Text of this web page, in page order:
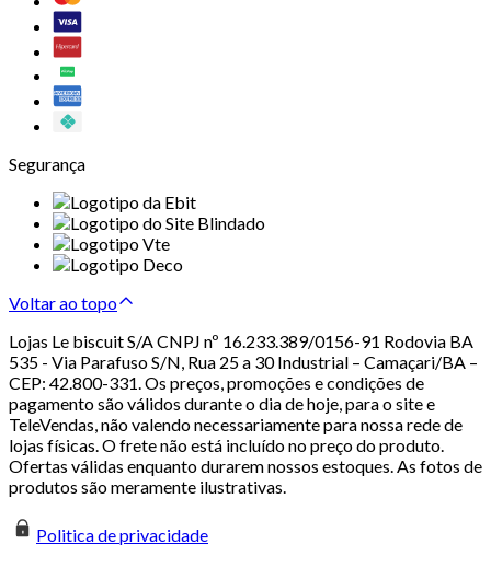
Segurança
Voltar ao topo
Lojas Le biscuit S/A CNPJ nº 16.233.389/0156-91 Rodovia BA
535 - Via Parafuso S/N, Rua 25 a 30 Industrial – Camaçari/BA –
CEP: 42.800-331. Os preços, promoções e condições de
pagamento são válidos durante o dia de hoje, para o site e
TeleVendas, não valendo necessariamente para nossa rede de
lojas físicas. O frete não está incluído no preço do produto.
Ofertas válidas enquanto durarem nossos estoques. As fotos de
produtos são meramente ilustrativas.
Politica de privacidade